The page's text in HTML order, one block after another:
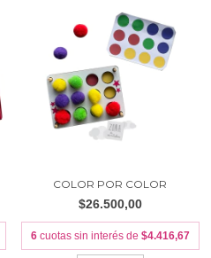
COLOR POR COLOR
$26.500,00
6 cuotas sin interés de $4.416,67